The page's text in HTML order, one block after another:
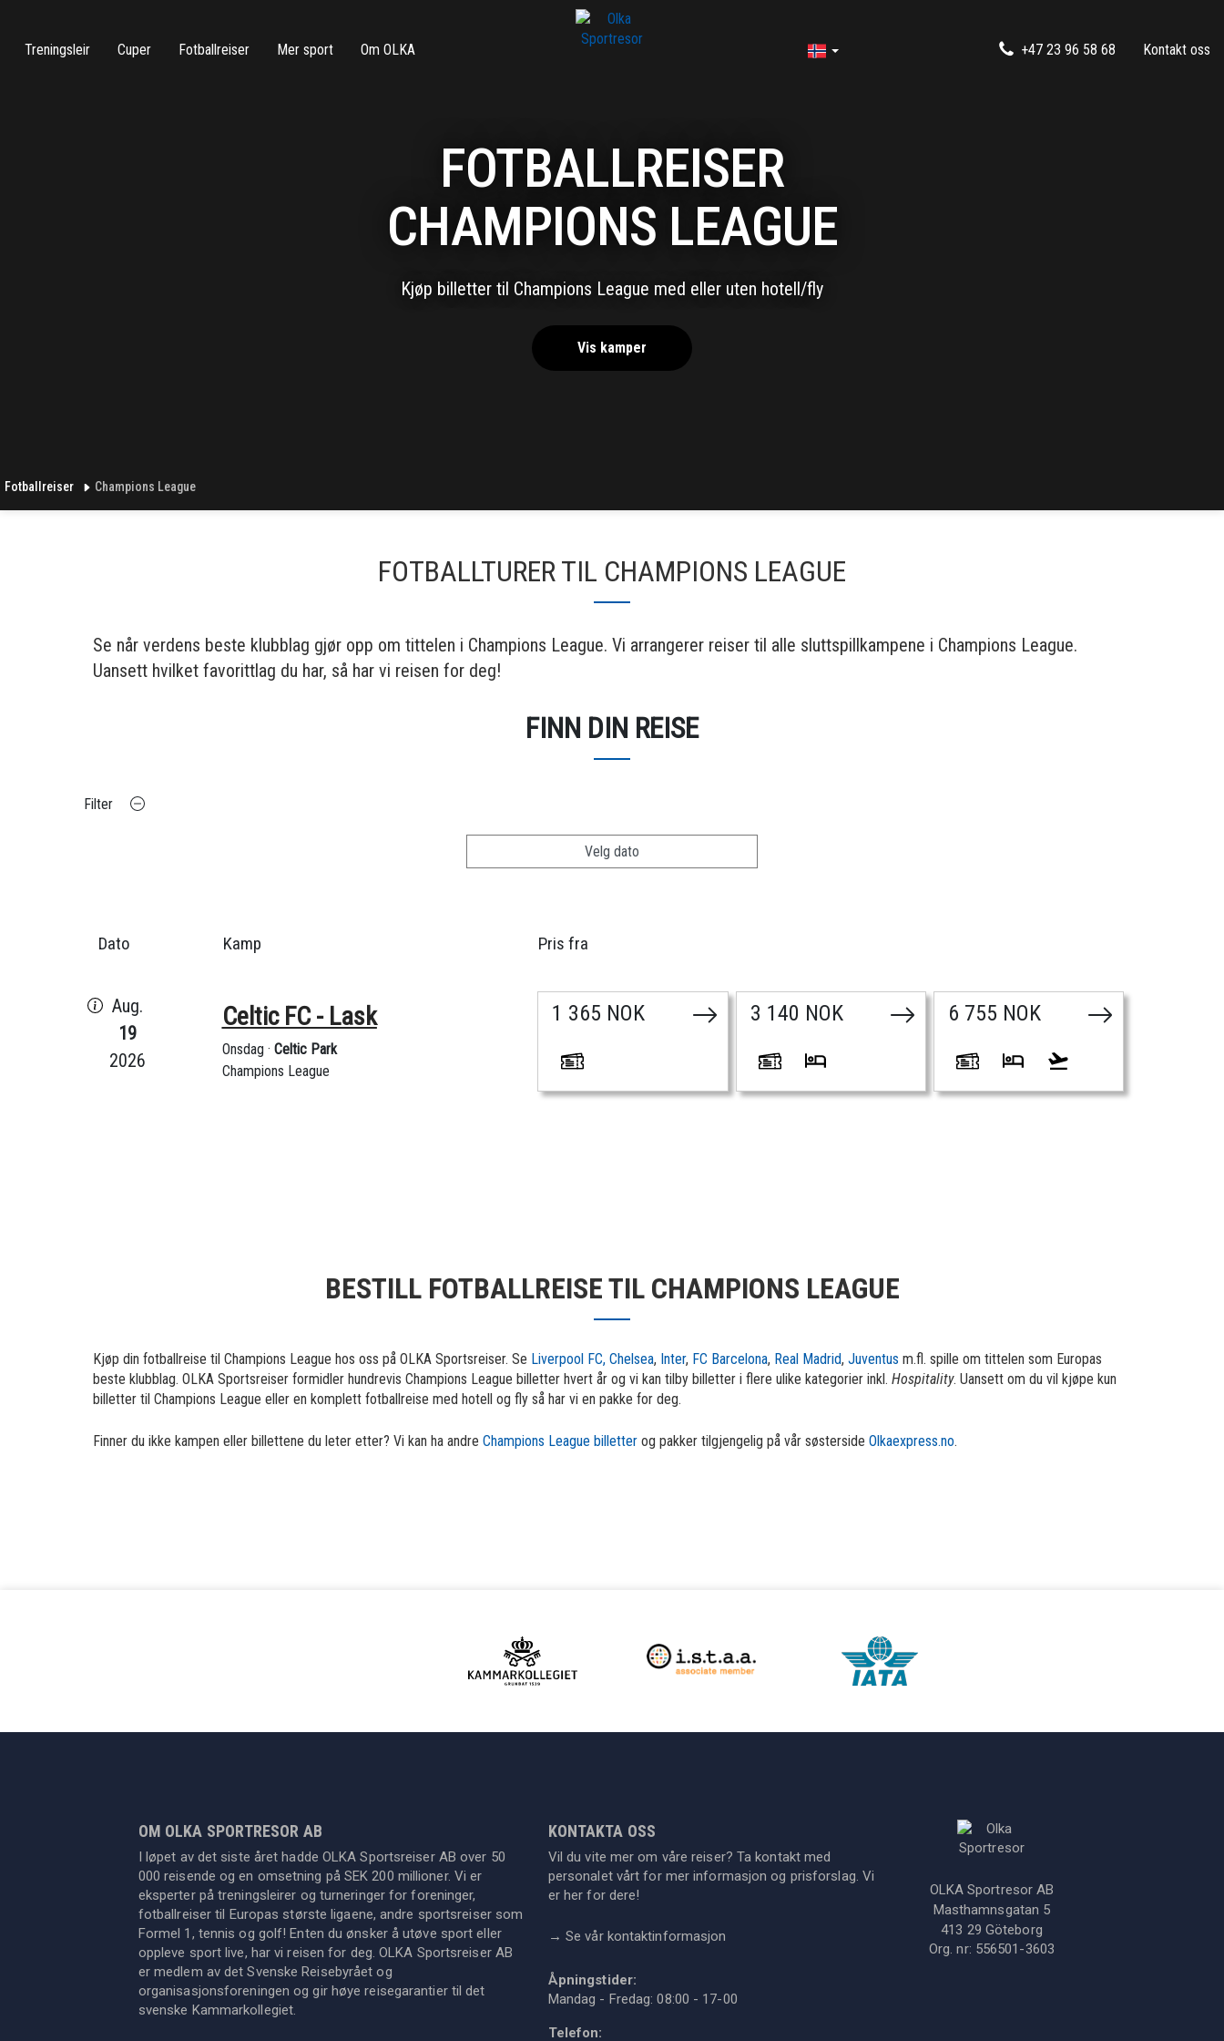
Treningsleir Cuper Fotballreiser Mer sport Om OLKA +47 23 96 58 68 Kontakt oss
FOTBALLREISER
CHAMPIONS LEAGUE
Kjøp billetter til Champions League med eller uten hotell/fly
Vis kamper
Fotballreiser Champions League
FOTBALLTURER TIL CHAMPIONS LEAGUE
Se når verdens beste klubblag gjør opp om tittelen i Champions League. Vi arrangerer reiser til alle sluttspillkampene i Champions League.
Uansett hvilket favorittlag du har, så har vi reisen for deg!
BESTILL FOTBALLREISE TIL CHAMPIONS LEAGUE
Kjøp din fotballreise til Champions League hos oss på OLKA Sportsreiser. Se Liverpool FC, Chelsea, Inter, FC Barcelona, Real Madrid, Juventus m.fl. spille om tittelen som Europas
beste klubblag. OLKA Sportsreiser formidler hundrevis Champions League billetter hvert år og vi kan tilby billetter i flere ulike kategorier inkl. Hospitality. Uansett om du vil kjøpe kun
billetter til Champions League eller en komplett fotballreise med hotell og fly så har vi en pakke for deg.
Finner du ikke kampen eller billettene du leter etter? Vi kan ha andre Champions League billetter og pakker tilgjengelig på vår søsterside Olkaexpress.no.
OM OLKA SPORTRESOR AB
I løpet av det siste året hadde OLKA Sportsreiser AB over 50
000 reisende og en omsetning på SEK 200 millioner. Vi er
eksperter på treningsleirer og turneringer for foreninger,
fotballreiser til Europas største ligaene, andre sportsreiser som
Formel 1, tennis og golf! Enten du ønsker å utøve sport eller
oppleve sport live, har vi reisen for deg. OLKA Sportsreiser AB
er medlem av det Svenske Reisebyrået og
organisasjonsforeningen og gir høye reisegarantier til det
svenske Kammarkollegiet.
KONTAKTA OSS
Vil du vite mer om våre reiser? Ta kontakt med
personalet vårt for mer informasjon og prisforslag. Vi
er her for dere!
→ Se vår kontaktinformasjon
Åpningstider:
Mandag - Fredag: 08:00 - 17-00
Telefon:
OLKA Sportresor AB
Masthamnsgatan 5
413 29 Göteborg
Org. nr: 556501-3603